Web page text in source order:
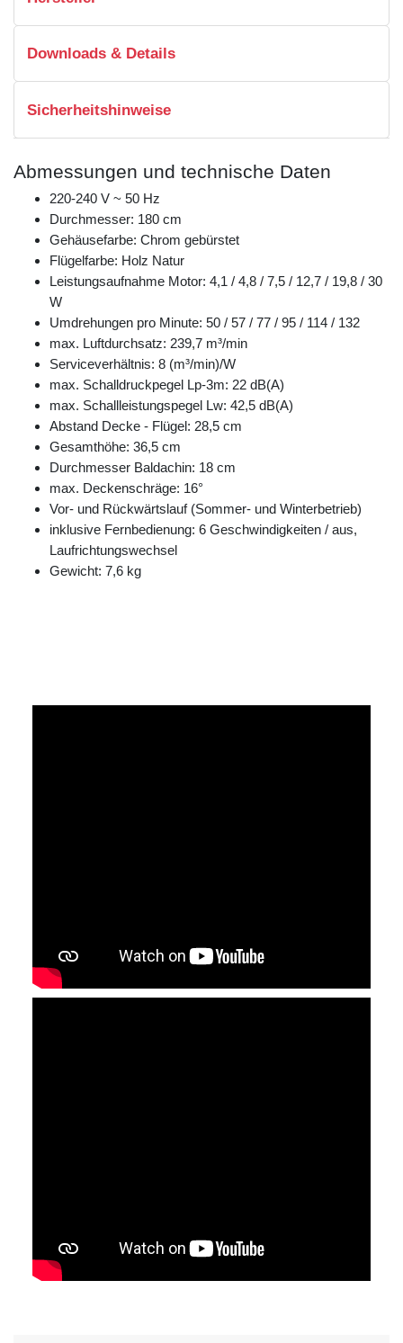
Downloads & Details
Sicherheitshinweise
Abmessungen und technische Daten
220-240 V ~ 50 Hz
Durchmesser: 180 cm
Gehäusefarbe: Chrom gebürstet
Flügelfarbe: Holz Natur
Leistungsaufnahme Motor: 4,1 / 4,8 / 7,5 / 12,7 / 19,8 / 30
W
Umdrehungen pro Minute: 50 / 57 / 77 / 95 / 114 / 132
max. Luftdurchsatz: 239,7 m³/min
Serviceverhältnis: 8 (m³/min)/W
max. Schalldruckpegel Lp-3m: 22 dB(A)
max. Schallleistungspegel Lw: 42,5 dB(A)
Abstand Decke - Flügel: 28,5 cm
Gesamthöhe: 36,5 cm
Durchmesser Baldachin: 18 cm
max. Deckenschräge: 16°
Vor- und Rückwärtslauf (Sommer- und Winterbetrieb)
inklusive Fernbedienung: 6 Geschwindigkeiten / aus,
Laufrichtungswechsel
Gewicht: 7,6 kg